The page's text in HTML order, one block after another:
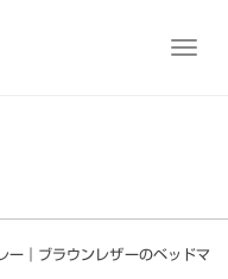
メ
ー｜ブラウンレザーのベッドマ